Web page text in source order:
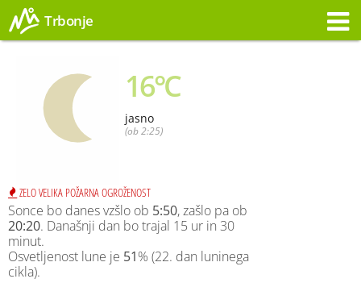
Trbonje
16°C
jasno
(ob 2:25)
ZELO VELIKA POŽARNA OGROŽENOST
Sonce bo danes vzšlo ob 5:50, zašlo pa ob
20:20. Današnji dan bo trajal 15 ur in 30
minut.
Osvetljenost lune je 51% (22. dan luninega
cikla).